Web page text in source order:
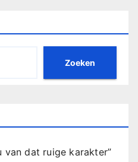
Zoeken
van dat ruige karakter”